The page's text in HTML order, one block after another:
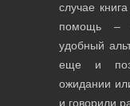
случае
помощь –
удобный
еще и
ожидании
и говорили